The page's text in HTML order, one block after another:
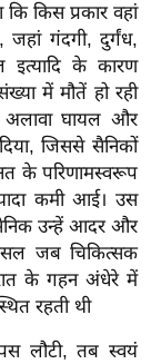
किस प्रकार वहां
गंदगी, दुर्गंध,
के कारण
में मौतें हो रही
घायल और
जिससे सैनिकों
के परिणामस्वरूप
कमी आई। उस
उन्हें आदर और
जब चिकित्सक
के गहन अंधेरे में
रहती थी
लौटी, तब स्वयं